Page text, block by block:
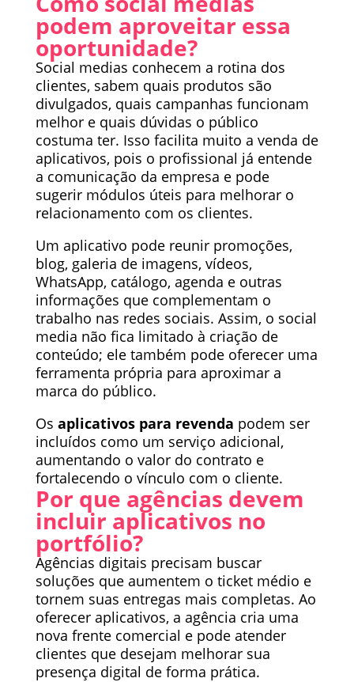
podem aproveitar essa
oportunidade?
Social medias conhecem a rotina dos
clientes, sabem quais produtos são
divulgados, quais campanhas funcionam
melhor e quais dúvidas o público
costuma ter. Isso facilita muito a venda de
aplicativos, pois o profissional já entende
a comunicação da empresa e pode
sugerir módulos úteis para melhorar o
relacionamento com os clientes.
Um aplicativo pode reunir promoções,
blog, galeria de imagens, vídeos,
WhatsApp, catálogo, agenda e outras
informações que complementam o
trabalho nas redes sociais. Assim, o social
media não fica limitado à criação de
conteúdo; ele também pode oferecer uma
ferramenta própria para aproximar a
marca do público.
Os aplicativos para revenda podem ser
incluídos como um serviço adicional,
aumentando o valor do contrato e
fortalecendo o vínculo com o cliente.
Por que agências devem
incluir aplicativos no
portfólio?
Agências digitais precisam buscar
soluções que aumentem o ticket médio e
tornem suas entregas mais completas. Ao
oferecer aplicativos, a agência cria uma
nova frente comercial e pode atender
clientes que desejam melhorar sua
presença digital de forma prática.